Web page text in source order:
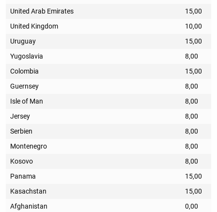
United Arab Emirates
15,00
United Kingdom
10,00
Uruguay
15,00
Yugoslavia
8,00
Colombia
15,00
Guernsey
8,00
Isle of Man
8,00
Jersey
8,00
Serbien
8,00
Montenegro
8,00
Kosovo
8,00
Panama
15,00
Kasachstan
15,00
Afghanistan
0,00